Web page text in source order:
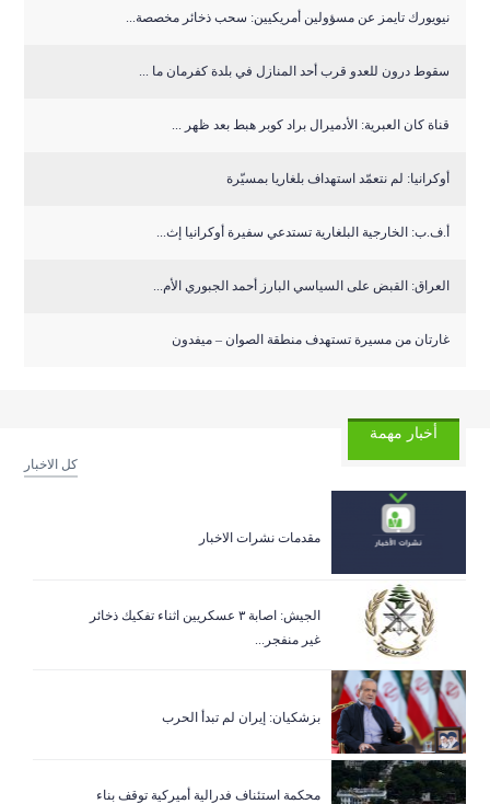
نيويورك تايمز عن مسؤولين أمريكيين: سحب ذخائر مخصصة...
سقوط درون للعدو قرب أحد المنازل في بلدة كفرمان ما ...
قناة كان العبرية: الأدميرال براد كوبر هبط بعد ظهر ...
أوكرانيا: لم نتعمّد استهداف بلغاريا بمسيّرة
أ.ف.ب: الخارجية البلغارية تستدعي سفيرة أوكرانيا إث...
العراق: القبض على السياسي البارز أحمد الجبوري الأم...
غارتان من مسيرة تستهدف منطقة الصوان – ميفدون
أخبار مهمة
كل الاخبار
مقدمات نشرات الاخبار
الجيش: اصابة ٣ عسكريين اثناء تفكيك ذخائر
غير منفجر...
بزشكيان: إيران لم تبدأ الحرب
‏محكمة استئناف فدرالية أميركية توقف بناء